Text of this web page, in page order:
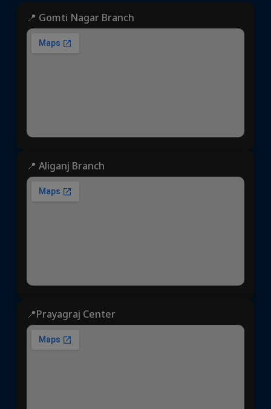
📍 Gomti Nagar Branch
📍 Aliganj Branch
📍Prayagraj Center